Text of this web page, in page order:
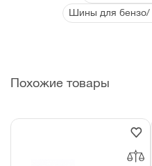
Шины для бензо/
Похожие товары